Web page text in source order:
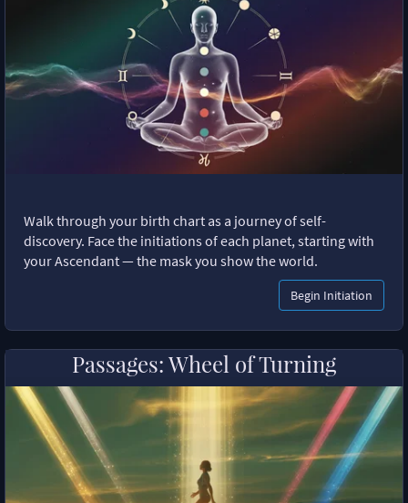
Walk through your birth chart as a journey of self-
discovery. Face the initiations of each planet, starting with
your Ascendant — the mask you show the world.
Begin Initiation
Passages: Wheel of Turning